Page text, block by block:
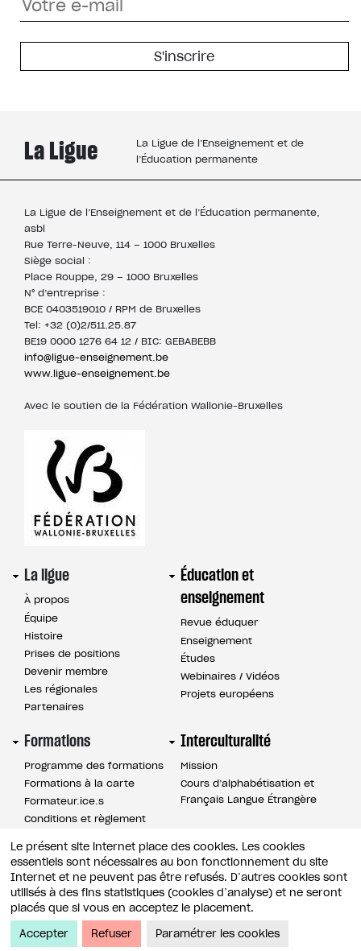
Le présent site internet place des cookies. Les cookies
essentiels sont nécessaires au bon fonctionnement du site
Internet et ne peuvent pas être refusés. D’autres cookies sont
utilisés à des fins statistiques (cookies d’analyse) et ne seront
placés que si vous en acceptez le placement.
Accepter
Refuser Paramétrer les cookies
La Ligue
La Ligue de l’Enseignement et de
l’Éducation permanente
La Ligue de l’Enseignement et de l’Éducation permanente,
asbl
Rue Terre-Neuve, 114 – 1000 Bruxelles
Siège social :
Place Rouppe, 29 – 1000 Bruxelles
N° d’entreprise :
BCE 0403519010 / RPM de Bruxelles
Tel: +32 (0)2/511.25.87
BE19 0000 1276 64 12 / BIC: GEBABEBB
info@ligue-enseignement.be
www.ligue-enseignement.be
Avec le soutien de la Fédération Wallonie-Bruxelles
Pied
de
page
La ligue
À propos
Équipe
Histoire
Prises de positions
Devenir membre
Les régionales
Partenaires
Éducation et
enseignement
Revue éduquer
Enseignement
Études
Webinaires / Vidéos
Projets européens
Formations
Programme des formations
Formations à la carte
Formateur.ice.s
Conditions et règlement
Interculturalité
Mission
Cours d’alphabétisation et
Français Langue Étrangère
© 2026 LA LIGUE DE L’ENSEIGNEMENT ET DE L’EDUCATION
PERMANENTE ASBL
POLITIQUE DE CONFIDENTIALITÉ / RGPD
CONDITIONS D’UTILISATION